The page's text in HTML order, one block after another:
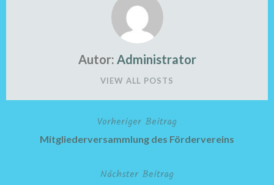
Autor: Administrator
VIEW ALL POSTS
BeitragsnavigationVorheriger Beitrag
Mitgliederversammlung des Fördervereins
Nächster Beitrag